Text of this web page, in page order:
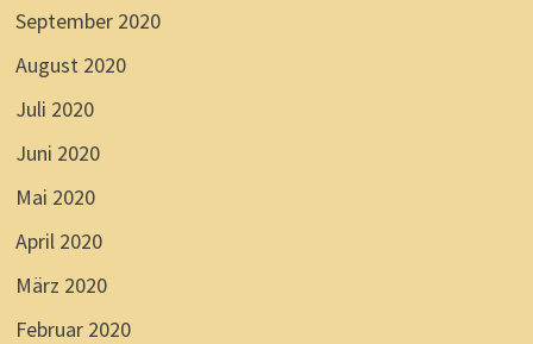
September 2020
August 2020
Juli 2020
Juni 2020
Mai 2020
April 2020
März 2020
Februar 2020